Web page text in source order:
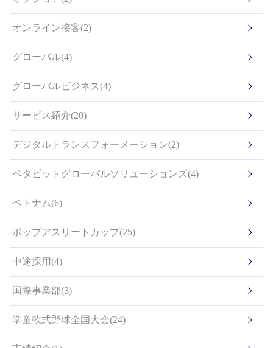
オンライン接客(2)
グローバル(4)
グローバルビジネス(4)
サービス紹介(20)
デジタルトランスフォーメーション(2)
ペタビットグローバルソリューションズ(4)
ベトナム(6)
ポップアスリートカップ(25)
中途採用(4)
国際事業部(3)
学童軟式野球全国大会(24)